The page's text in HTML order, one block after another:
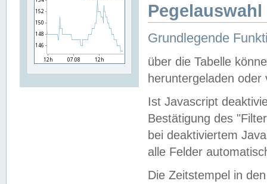
Grundlegende
über die Tabelle
heruntergeladen oder
Ist Javascript
Bestätigung des
bei deaktiviertem
alle Felder
Die Zeitstempel in